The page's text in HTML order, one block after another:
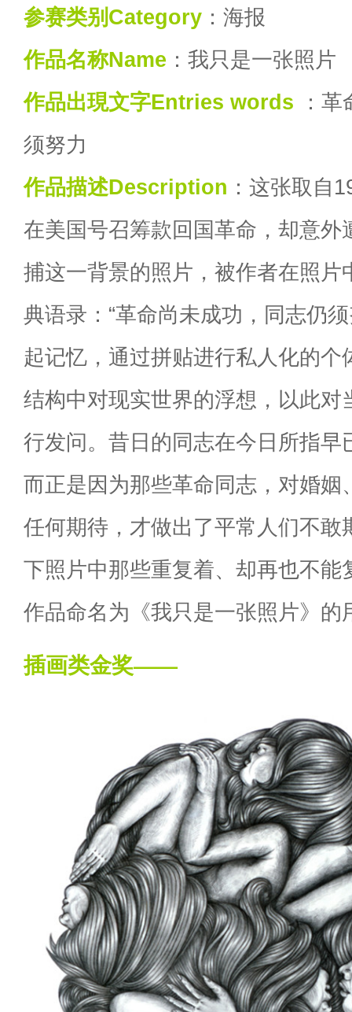
参赛类别Category ：海报
作品名称Name ：我只是一张照片
作品出現文字Entries words ：
须努力
作品描述Description ：这张取自
在美国号召筹款回国革命，却意外
捕这一背景的照片，被作者在照片
典语录：“革命尚未成功，同志仍
起记忆，通过拼贴进行私人化的个
结构中对现实世界的浮想，以此对
行发问。昔日的同志在今日所指早
而正是因为那些革命同志，对婚姻
任何期待，才做出了平常人们不敢
下照片中那些重复着、却再也不能
作品命名为《我只是一张照片》的
插画类金奖——